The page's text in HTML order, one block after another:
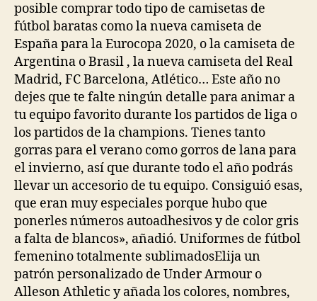
posible comprar todo tipo de camisetas de
fútbol baratas como la nueva camiseta de
España para la Eurocopa 2020, o la camiseta de
Argentina o Brasil , la nueva camiseta del Real
Madrid, FC Barcelona, Atlético… Este año no
dejes que te falte ningún detalle para animar a
tu equipo favorito durante los partidos de liga o
los partidos de la champions. Tienes tanto
gorras para el verano como gorros de lana para
el invierno, así que durante todo el año podrás
llevar un accesorio de tu equipo. Consiguió esas,
que eran muy especiales porque hubo que
ponerles números autoadhesivos y de color gris
a falta de blancos», añadió. Uniformes de fútbol
femenino totalmente sublimadosElija un
patrón personalizado de Under Armour o
Alleson Athletic y añada los colores, nombres,